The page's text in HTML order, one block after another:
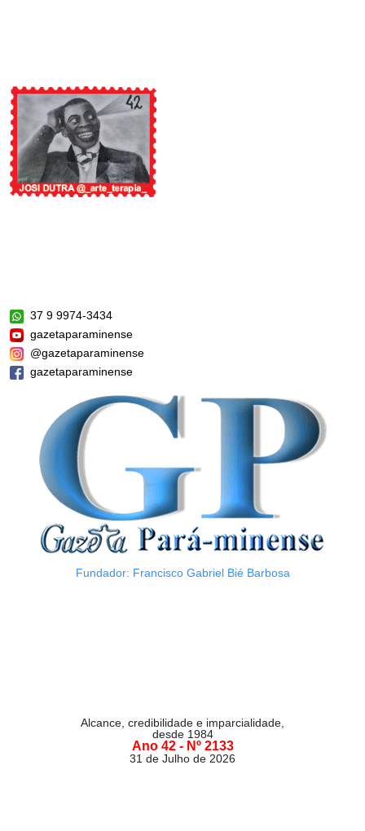
37 9 9974-3434
gazetaparaminense
@gazetaparaminense
gazetaparaminense
Fundador: Francisco Gabriel Bié Barbosa
Alcance, credibilidade e imparcialidade,
desde 1984
Ano 42 - Nº 2133
31 de Julho de 2026